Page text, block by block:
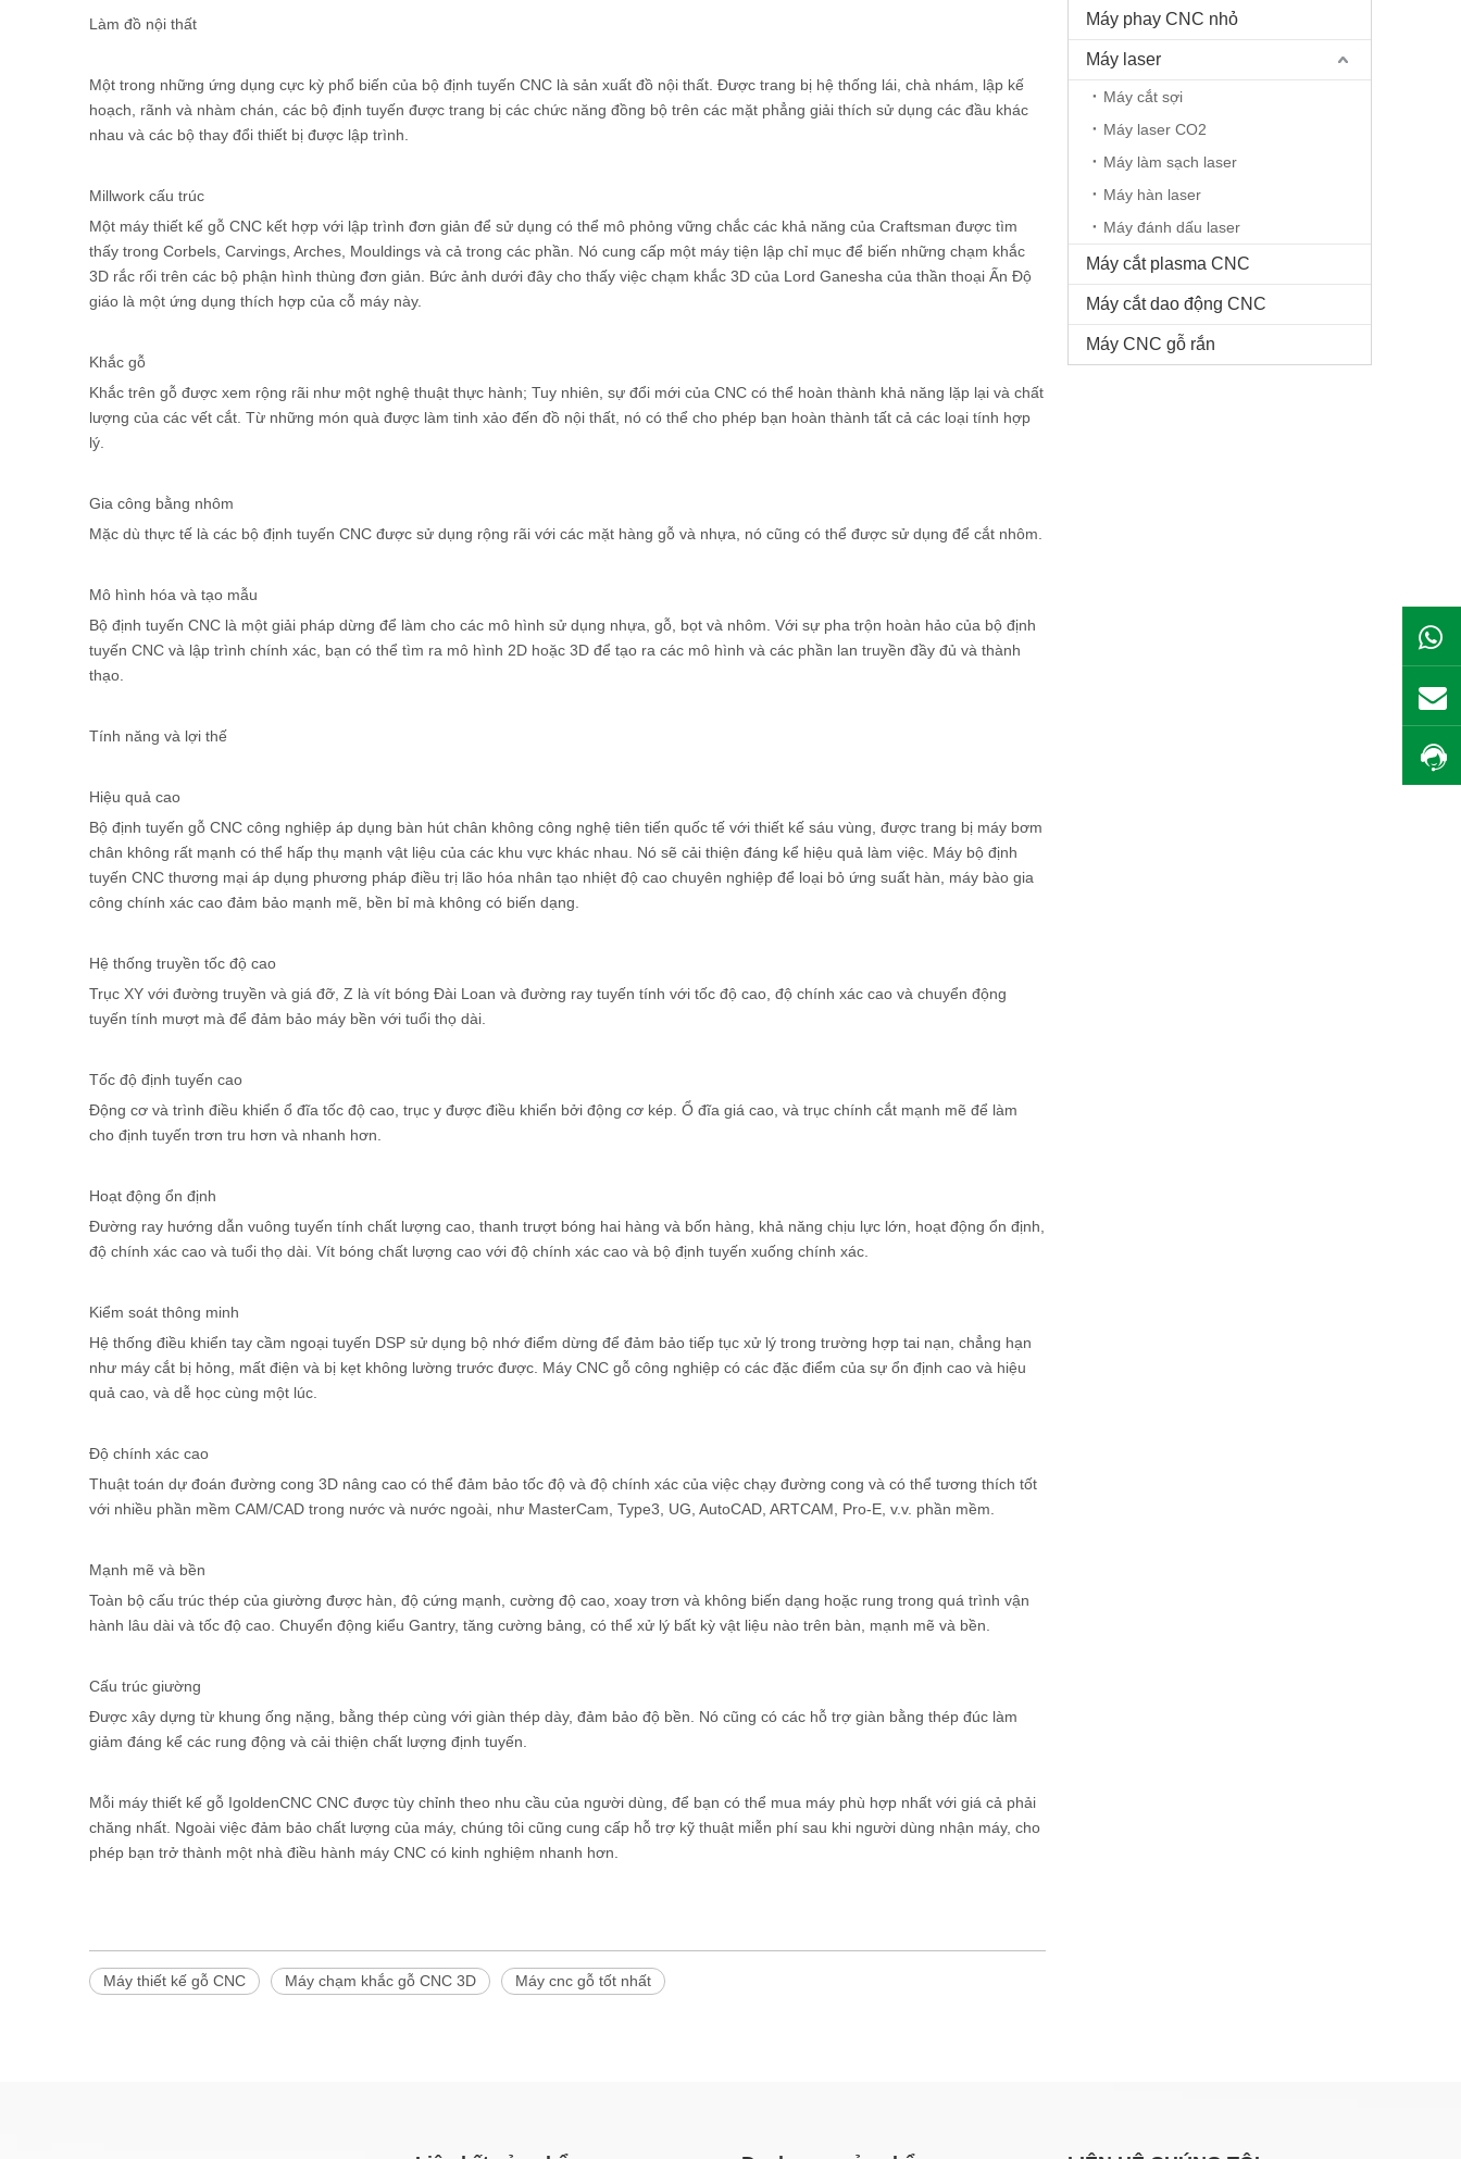
Làm đồ nội thất
Một trong những ứng dụng cực kỳ phổ biến của bộ định tuyến CNC là sản xuất đồ nội thất. Được trang bị hệ thống lái, chà nhám, lập kế
hoạch, rãnh và nhàm chán, các bộ định tuyến được trang bị các chức năng đồng bộ trên các mặt phẳng giải thích sử dụng các đầu khác
nhau và các bộ thay đổi thiết bị được lập trình.
Millwork cấu trúc
Một máy thiết kế gỗ CNC kết hợp với lập trình đơn giản để sử dụng có thể mô phỏng vững chắc các khả năng của Craftsman được tìm
thấy trong Corbels, Carvings, Arches, Mouldings và cả trong các phần. Nó cung cấp một máy tiện lập chỉ mục để biến những chạm khắc
3D rắc rối trên các bộ phận hình thùng đơn giản. Bức ảnh dưới đây cho thấy việc chạm khắc 3D của Lord Ganesha của thần thoại Ấn Độ
giáo là một ứng dụng thích hợp của cỗ máy này.
Khắc gỗ
Khắc trên gỗ được xem rộng rãi như một nghệ thuật thực hành; Tuy nhiên, sự đổi mới của CNC có thể hoàn thành khả năng lặp lại và chất
lượng của các vết cắt. Từ những món quà được làm tinh xảo đến đồ nội thất, nó có thể cho phép bạn hoàn thành tất cả các loại tính hợp
lý.
Gia công bằng nhôm
Mặc dù thực tế là các bộ định tuyến CNC được sử dụng rộng rãi với các mặt hàng gỗ và nhựa, nó cũng có thể được sử dụng để cắt nhôm.
Mô hình hóa và tạo mẫu
Bộ định tuyến CNC là một giải pháp dừng để làm cho các mô hình sử dụng nhựa, gỗ, bọt và nhôm. Với sự pha trộn hoàn hảo của bộ định
tuyến CNC và lập trình chính xác, bạn có thể tìm ra mô hình 2D hoặc 3D để tạo ra các mô hình và các phần lan truyền đầy đủ và thành
thạo.
Tính năng và lợi thế
Hiệu quả cao
Bộ định tuyến gỗ CNC công nghiệp áp dụng bàn hút chân không công nghệ tiên tiến quốc tế với thiết kế sáu vùng, được trang bị máy bơm
chân không rất mạnh có thể hấp thụ mạnh vật liệu của các khu vực khác nhau. Nó sẽ cải thiện đáng kể hiệu quả làm việc. Máy bộ định
tuyến CNC thương mại áp dụng phương pháp điều trị lão hóa nhân tạo nhiệt độ cao chuyên nghiệp để loại bỏ ứng suất hàn, máy bào gia
công chính xác cao đảm bảo mạnh mẽ, bền bỉ mà không có biến dạng.
Hệ thống truyền tốc độ cao
Trục XY với đường truyền và giá đỡ, Z là vít bóng Đài Loan và đường ray tuyến tính với tốc độ cao, độ chính xác cao và chuyển động
tuyến tính mượt mà để đảm bảo máy bền với tuổi thọ dài.
Tốc độ định tuyến cao
Động cơ và trình điều khiển ổ đĩa tốc độ cao, trục y được điều khiển bởi động cơ kép. Ổ đĩa giá cao, và trục chính cắt mạnh mẽ để làm
cho định tuyến trơn tru hơn và nhanh hơn.
Hoạt động ổn định
Đường ray hướng dẫn vuông tuyến tính chất lượng cao, thanh trượt bóng hai hàng và bốn hàng, khả năng chịu lực lớn, hoạt động ổn định,
độ chính xác cao và tuổi thọ dài. Vít bóng chất lượng cao với độ chính xác cao và bộ định tuyến xuống chính xác.
Kiểm soát thông minh
Hệ thống điều khiển tay cầm ngoại tuyến DSP sử dụng bộ nhớ điểm dừng để đảm bảo tiếp tục xử lý trong trường hợp tai nạn, chẳng hạn
như máy cắt bị hỏng, mất điện và bị kẹt không lường trước được. Máy CNC gỗ công nghiệp có các đặc điểm của sự ổn định cao và hiệu
quả cao, và dễ học cùng một lúc.
Độ chính xác cao
Thuật toán dự đoán đường cong 3D nâng cao có thể đảm bảo tốc độ và độ chính xác của việc chạy đường cong và có thể tương thích tốt
với nhiều phần mềm CAM/CAD trong nước và nước ngoài, như MasterCam, Type3, UG, AutoCAD, ARTCAM, Pro-E, v.v. phần mềm.
Mạnh mẽ và bền
Toàn bộ cấu trúc thép của giường được hàn, độ cứng mạnh, cường độ cao, xoay trơn và không biến dạng hoặc rung trong quá trình vận
hành lâu dài và tốc độ cao. Chuyển động kiểu Gantry, tăng cường bảng, có thể xử lý bất kỳ vật liệu nào trên bàn, mạnh mẽ và bền.
Cấu trúc giường
Được xây dựng từ khung ống nặng, bằng thép cùng với giàn thép dày, đảm bảo độ bền. Nó cũng có các hỗ trợ giàn bằng thép đúc làm
giảm đáng kể các rung động và cải thiện chất lượng định tuyến.
Mỗi máy thiết kế gỗ IgoldenCNC CNC được tùy chỉnh theo nhu cầu của người dùng, để bạn có thể mua máy phù hợp nhất với giá cả phải
chăng nhất. Ngoài việc đảm bảo chất lượng của máy, chúng tôi cũng cung cấp hỗ trợ kỹ thuật miễn phí sau khi người dùng nhận máy, cho
phép bạn trở thành một nhà điều hành máy CNC có kinh nghiệm nhanh hơn.
Máy thiết kế gỗ CNC Máy chạm khắc gỗ CNC 3D Máy cnc gỗ tốt nhất
Máy phay CNC nhỏ
Máy laser
Máy cắt sợi
Máy laser CO2
Máy làm sạch laser
Máy hàn laser
Máy đánh dấu laser
Máy cắt plasma CNC
Máy cắt dao động CNC
Máy CNC gỗ rắn